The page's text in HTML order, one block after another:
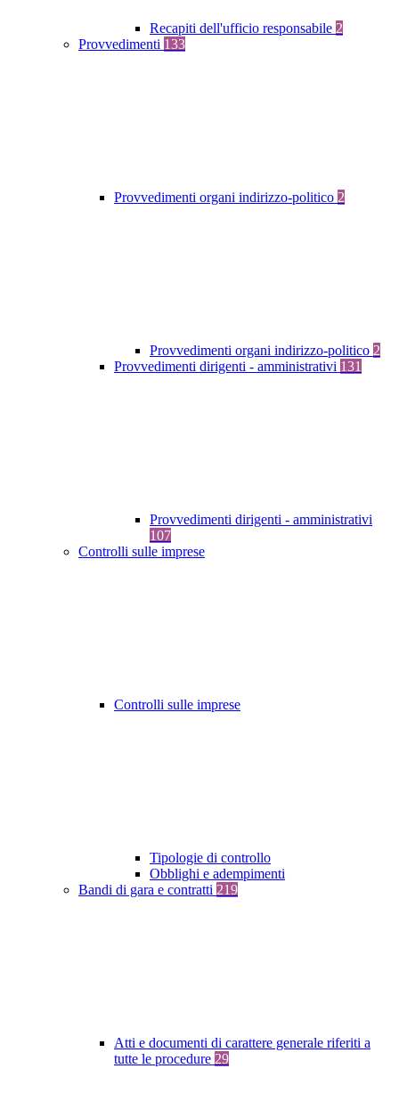
Recapiti dell'ufficio responsabile 2
Provvedimenti 133
Provvedimenti organi indirizzo-politico 2
Provvedimenti organi indirizzo-politico 2
Provvedimenti dirigenti - amministrativi 131
Provvedimenti dirigenti - amministrativi
107
Controlli sulle imprese
Controlli sulle imprese
Tipologie di controllo
Obblighi e adempimenti
Bandi di gara e contratti 219
Atti e documenti di carattere generale riferiti a
tutte le procedure 29